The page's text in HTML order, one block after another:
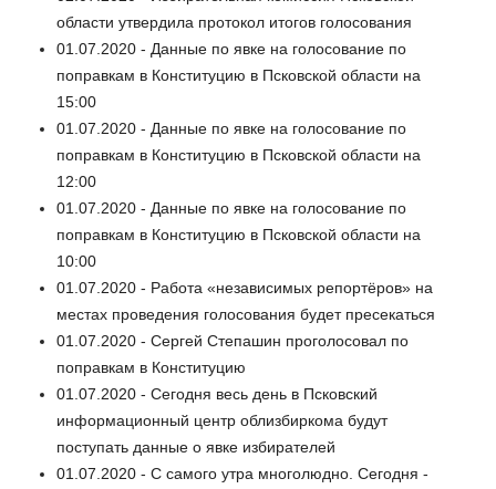
области утвердила протокол итогов голосования
01.07.2020 - Данные по явке на голосование по
поправкам в Конституцию в Псковской области на
15:00
01.07.2020 - Данные по явке на голосование по
поправкам в Конституцию в Псковской области на
12:00
01.07.2020 - Данные по явке на голосование по
поправкам в Конституцию в Псковской области на
10:00
01.07.2020 - Работа «независимых репортёров» на
местах проведения голосования будет пресекаться
01.07.2020 - Сергей Степашин проголосовал по
поправкам в Конституцию
01.07.2020 - Сегодня весь день в Псковский
информационный центр облизбиркома будут
поступать данные о явке избирателей
01.07.2020 - С самого утра многолюдно. Сегодня -